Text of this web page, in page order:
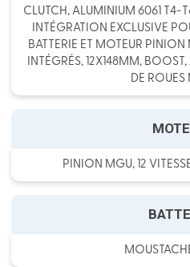
CLUTCH, ALUMINIUM 6061 T4-
INTÉGRATION EXCLUSIVE
BATTERIE ET MOTEUR
INTÉGRÉS, 12X148MM,
DE ROUES
PINION MGU, 12